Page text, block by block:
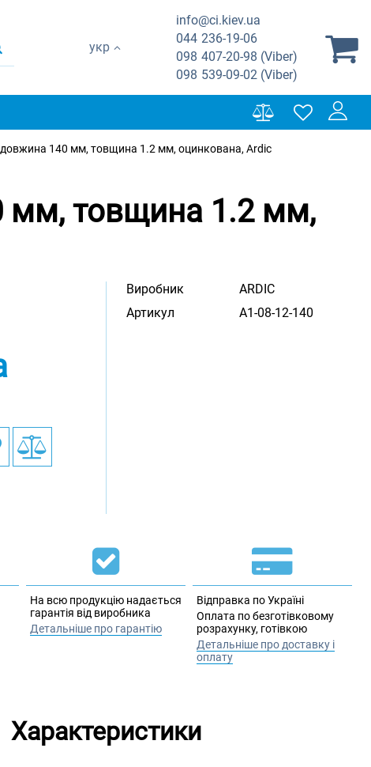
укр
info@ci.kiev.ua
044 236-19-06
098 407-20-98 (Viber)
098 539-09-02 (Viber)
140 мм, товщина 1.2 мм, оцинкована, Ardic
мм, товщина 1.2 мм,
Виробник
ARDIC
Артикул
A1-08-12-140
На всю продукцію надається
гарантія від виробника
Детальніше про гарантію
Відправка по Україні
Оплата по безготівковому
розрахунку, готівкою
Детальніше про доставку і
оплату
Характеристики